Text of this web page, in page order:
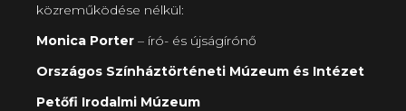
közreműködése nélkül:
Monica Porter – író- és újságírónő
Országos Színháztörténeti Múzeum és Intézet
Petőfi Irodalmi Múzeum